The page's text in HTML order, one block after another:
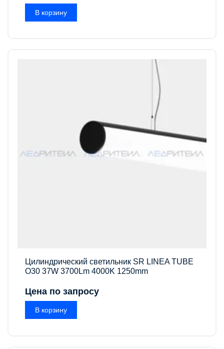
В корзину
Цилиндрический светильник SR LINEA TUBE
O30 37W 3700Lm 4000K 1250mm
Цена по запросу
В корзину